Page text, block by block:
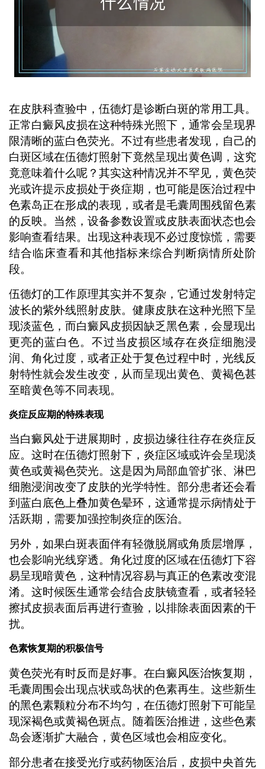
在皮肤科查验中，伍德灯是诊断白斑的常用工具。
正常白癜风皮损在这种特殊光照下，通常会呈现界
限清晰的蓝白色荧光。不过有些患者发现，自己的
白斑区域在伍德灯照射下竟然呈现出黄色调，这究
竟意味着什么呢？其实这种情况并不罕见，黄色荧
光或许提示皮损处于炎症期，也可能是医治过程中
色素岛正在形成的表现，或者是毛囊周围残留色素
的反映。当然，设备参数设置或皮肤表面状态也会
影响查看结果。出现这种表现不必过度惊慌，需要
结合临床查看和其他指标来综合判断病情所处阶
段。
伍德灯的工作原理其实并不复杂，它通过发射特定
波长的紫外线照射皮肤。健康皮肤在这种光照下呈
现淡蓝色，而白癜风皮损因缺乏黑色素，会显现出
更亮的蓝白色。不过当皮损区域存在炎症细胞浸
润、角化过度，或者正处于复色过程中时，光线反
射特性就会发生改变，从而呈现出黄色、黄褐色甚
至暗黄色等不同表现。
炎症反应期的特殊表现
当白癜风处于进展期时，皮损边缘往往存在炎症反
应。这时在伍德灯照射下，炎症区域或许会呈现淡
黄色或黄褐色荧光。这是因为局部血管扩张、淋巴
细胞浸润改变了皮肤的光学特性。部分患者还会看
到蓝白底色上叠加黄色晕环，这通常提示病情处于
活跃期，需要加强控制炎症的医治。
另外，如果白斑表面伴有轻微脱屑或角质层增厚，
也会影响光线穿透。角化过度的区域在伍德灯下容
易呈现暗黄色，这种情况容易与真正的色素改变混
淆。这时候医生通常会结合皮肤镜查看，或者轻轻
擦拭皮损表面后再进行查验，以排除表面因素的干
扰。
色素恢复期的积极信号
黄色荧光有时反而是好事。在白癜风医治恢复期，
毛囊周围会出现点状或岛状的色素再生。这些新生
的黑色素颗粒分布不均匀，在伍德灯照射下可能呈
现深褐色或黄褐色斑点。随着医治推进，这些色素
岛会逐渐扩大融合，黄色区域也会相应变化。
部分患者在接受光疗或药物医治后，皮损中央首先